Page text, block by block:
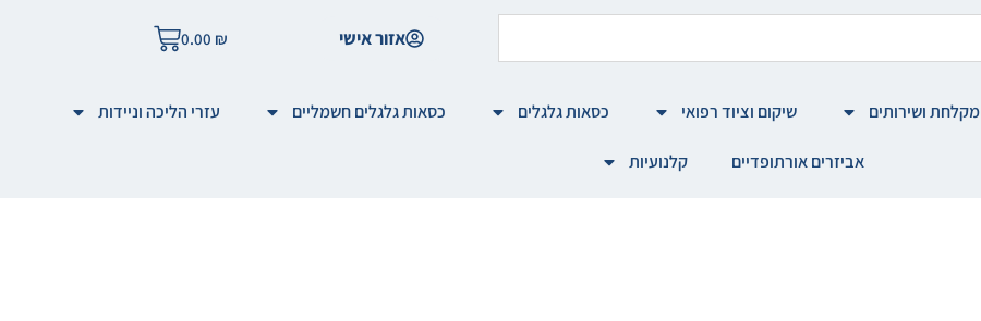
אזור אישי 0.00 ₪
מקלחת ושירותים שיקום וציוד רפואי כסאות גלגלים כסאות גלגלים חשמליים עזרי הליכה וניידות
אביזרים אורתופדיים קלנועיות